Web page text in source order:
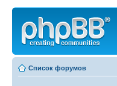
Список форумов